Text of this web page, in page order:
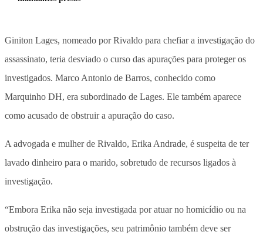
Giniton Lages, nomeado por Rivaldo para chefiar a investigação do
assassinato, teria desviado o curso das apurações para proteger os
investigados. Marco Antonio de Barros, conhecido como
Marquinho DH, era subordinado de Lages. Ele também aparece
como acusado de obstruir a apuração do caso.
A advogada e mulher de Rivaldo, Erika Andrade, é suspeita de ter
lavado dinheiro para o marido, sobretudo de recursos ligados à
investigação.
“Embora Erika não seja investigada por atuar no homicídio ou na
obstrução das investigações, seu patrimônio também deve ser